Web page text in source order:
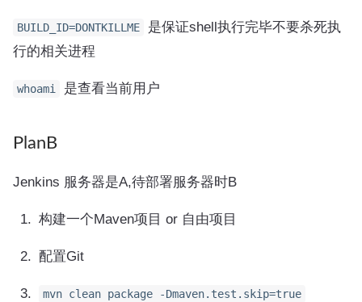
BUILD_ID=DONTKILLME
是保证shell执行完毕不要杀死执
行的相关进程
whoami 是查看当前用户
PlanB
Jenkins 服务器是A,待部署服务器时B
构建一个Maven项目 or 自由项目
配置Git
mvn clean package -Dmaven.test.skip=true